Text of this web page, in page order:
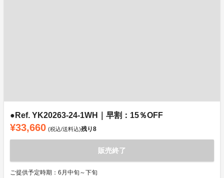
●Ref. YK20263-24-1WH｜早割：15％OFF
¥33,660 (税込/送料込)残り8
販売終了
ご提供予定時期：6月中旬～下旬